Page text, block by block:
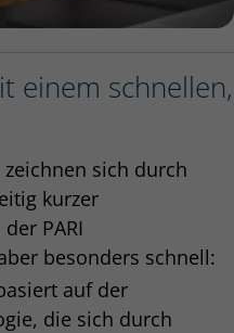
einem schnellen,
sich durch
kurzer
PARI
besonders schnell:
auf der
die sich durch